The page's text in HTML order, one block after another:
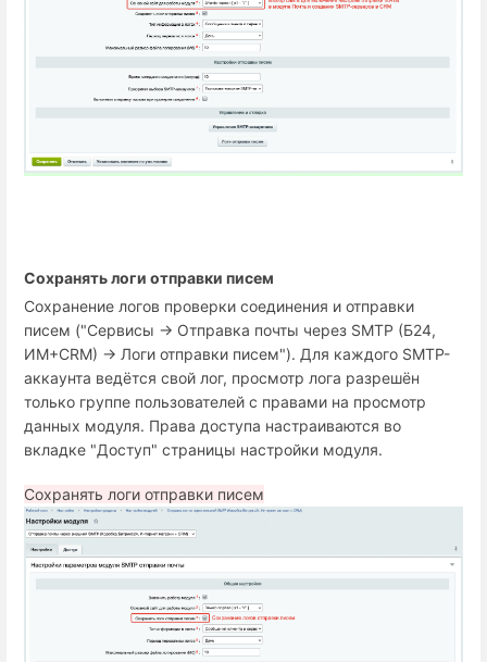
Сохранять логи отправки писем
Сохранение логов проверки соединения и отправки
писем ("Сервисы → Отправка почты через SMTP (Б24,
ИМ+СRM) → Логи отправки писем"). Для каждого SMTP-
аккаунта ведётся свой лог, просмотр лога разрешён
только группе пользователей с правами на просмотр
данных модуля. Права доступа настраиваются во
вкладке "Доступ" страницы настройки модуля.
Сохранять логи отправки писем